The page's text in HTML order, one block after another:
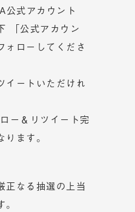
公式アカウント
「公式アカウン
ォローしてくださ
イートいただけれ
ー＆リツイート完
ます。
正なる抽選の上当